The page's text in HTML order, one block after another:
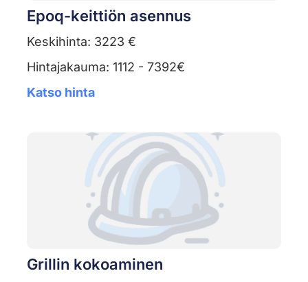
Epoq-keittiön asennus
Keskihinta: 3223 €
Hintajakauma: 1112 - 7392€
Katso hinta
Grillin kokoaminen